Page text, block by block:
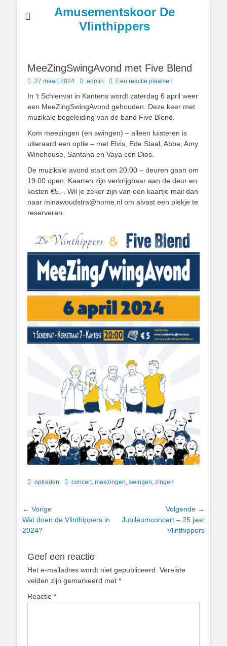
Amusementskoor De
Vlinthippers
MeeZingSwingAvond met Five Blend
Geplaatst
27 maart 2024 Author
admin Een reactie plaatsen
In ‘t Schienvat in Kantens wordt zaterdag 6 april weer
een MeeZingSwingAvond gehouden. Deze keer met
muzikale begeleiding van de band Five Blend.
Kom meezingen (en swingen) – alleen luisteren is
uiteraard een optie – met Elvis, Ede Staal, Abba, Amy
Winehouse, Santana en Vaya con Dios.
De muzikale avond start om 20:00 – deuren gaan om
19:00 open. Kaarten zijn verkrijgbaar aan de deur en
kosten €5,-. Wil je zeker zijn van een kaartje mail dan
naar minawoudstra@home.nl om alvast een plekje te
reserveren.
Categorieën
optreden Tagsconcert, meezingen swingen zingen
Berichtnavigatie
← Vorige
Vorig
bericht:
Wat doen de Vlinthippers in
2024?
Volgende →
Volgend
Jubileumconcert – 25 jaar
Vlinthippers
Geef een reactie
Het e-mailadres wordt niet gepubliceerd. Vereiste
velden zijn gemarkeerd met *
Reactie *